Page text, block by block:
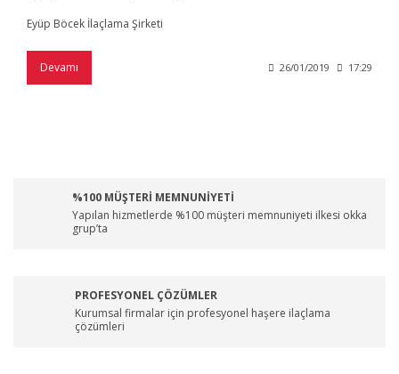
Eyüp Böcek İlaçlama Şirketi
Devamı 26/01/2019 17:29
%100 MÜŞTERİ MEMNUNİYETİ
Yapılan hizmetlerde %100 müşteri memnuniyeti ilkesi okka
grup’ta
PROFESYONEL ÇÖZÜMLER
Kurumsal firmalar için profesyonel haşere ilaçlama
çözümleri